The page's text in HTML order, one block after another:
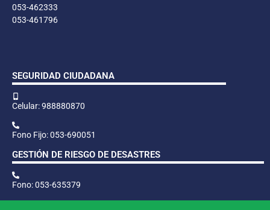
053-462333
053-461796
SEGURIDAD CIUDADANA
Celular: 988880870
Fono Fijo: 053-690051
GESTIÓN DE RIESGO DE DESASTRES
Fono: 053-635379